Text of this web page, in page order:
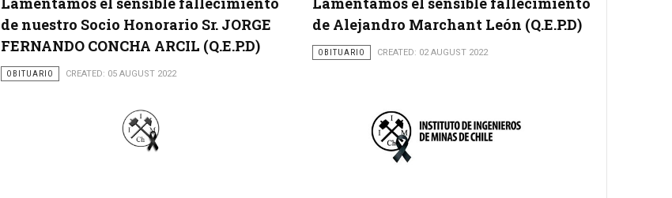
de nuestro Socio Honorario Sr. JORGE
FERNANDO CONCHA ARCIL (Q.E.P.D)
OBITUARIO CREATED: 05 AUGUST 2022
de Alejandro Marchant León (Q.E.P.D)
OBITUARIO CREATED: 02 AUGUST 2022